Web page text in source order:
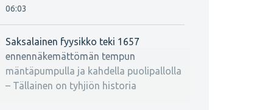
06:03
Saksalainen fyysikko teki 1657
ennennäkemättömän tempun
mäntäpumpulla ja kahdella puolipallolla
– Tällainen on tyhjiön historia